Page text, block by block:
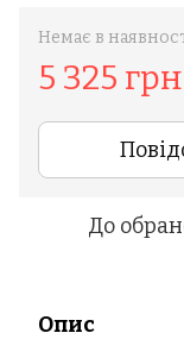
Немає в
5 325 грн
До
Опис